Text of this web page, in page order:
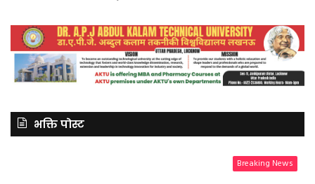
भक्ति पोस्ट
Breaking News